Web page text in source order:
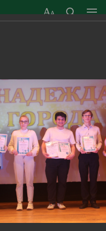
САМОУПРАВЛЕНИЯ
1 квартал, д.55
Адрес здания администрации
radugn@avo.ru
Электронная почта
› Новости
2023